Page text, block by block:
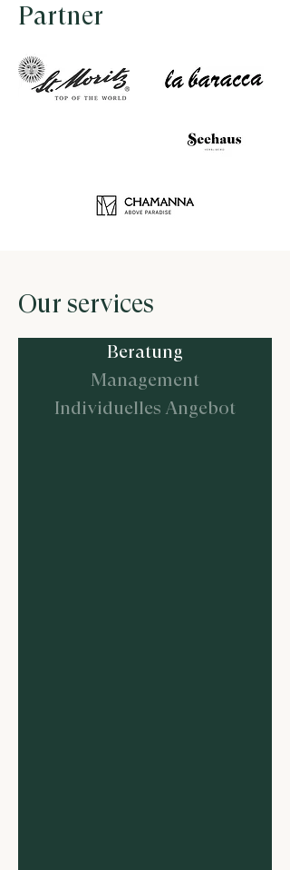
Partner
Our services
Beratung
Management
Individuelles Angebot